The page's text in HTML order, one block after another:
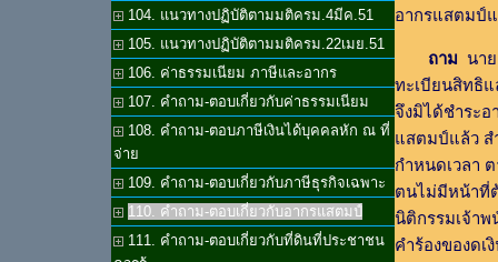
104. แนวทางปฏิบัติตามมติครม.4มีค.51
105. แนวทางปฏิบัติตามมติครม.22เมย.51
106. ค่าธรรมเนียม ภาษีและอากร
107. คำถาม-ตอบเกี่ยวกับค่าธรรมเนียม
108. คำถาม-ตอบภาษีเงินได้บุคคลหัก ณ ที่
จ่าย
109. คำถาม-ตอบเกี่ยวกับภาษีธุรกิจเฉพาะ
110. คำถาม-ตอบเกี่ยวกับอากรแสตมป์
111. คำถาม-ตอบเกี่ยวกับที่ดินที่ประชาชน
อากรแสตมป์
ถาม นา
ทะเบียนสิทธิแ
จึงมิได้ชำระ
แสตมป์แล้ว ส
กำหนดเวลา
ตนไม่มีหน้าที่
นิติกรรมเจ้าพ
คำร้องของดเ